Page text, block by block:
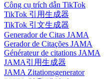
Công cụ trích dẫn TikTok
TikTok 引用生成器
TikTok 引文生成器
Generador de Citas JAMA
Gerador de Citações JAMA
Générateur de citations JAMA
JAMA引用生成器
JAMA Zitationsgenerator